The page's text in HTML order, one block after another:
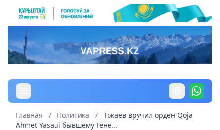
Главная / Политика /
Токаев вручил орден Qoja
Ahmet Yasaui бывшему Гене...